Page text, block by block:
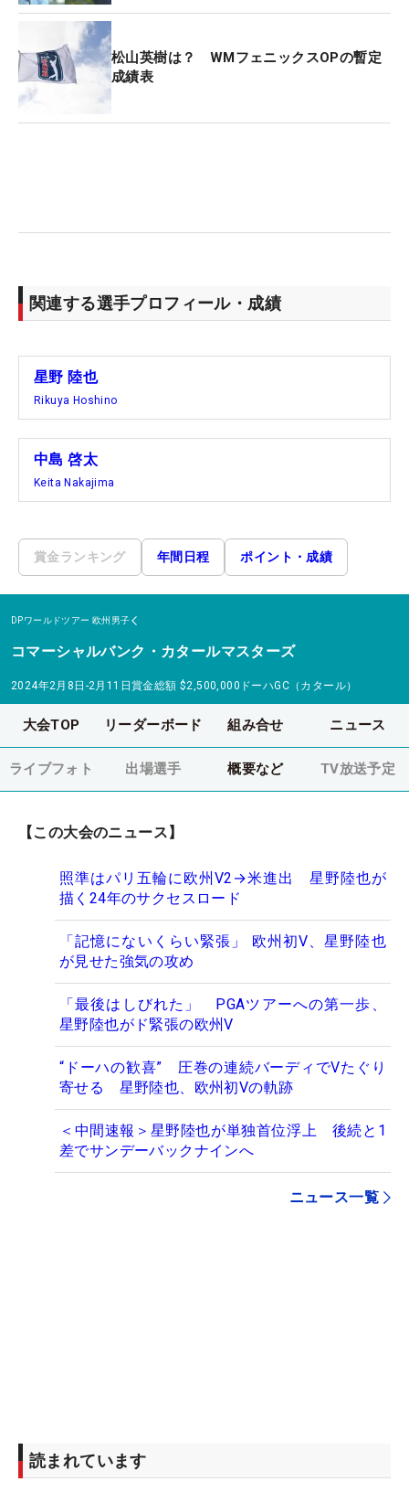
松山英樹は？ WMフェニックスOPの暫定
成績表
関連する選手プロフィール・成績
星野 陸也
Rikuya Hoshino
中島 啓太
Keita Nakajima
賞金ランキング 年間日程 ポイント・成績
DPワールドツアー 欧州男子
コマーシャルバンク・カタールマスターズ
2024年2月8日-2月11日賞金総額 $2,500,000 ドーハGC（カタール）
大会TOP リーダーボード 組み合せ ニュース
ライブフォト 出場選手 概要など TV放送予定
【この大会のニュース】
照準はパリ五輪に欧州V2→米進出 星野陸也が
描く24年のサクセスロード
「記憶にないくらい緊張」 欧州初V、星野陸也
が見せた強気の攻め
「最後はしびれた」 PGAツアーへの第一歩、
星野陸也がド緊張の欧州V
“ドーハの歓喜” 圧巻の連続バーディでVたぐり
寄せる 星野陸也、欧州初Vの軌跡
＜中間速報＞星野陸也が単独首位浮上 後続と1
差でサンデーバックナインへ
ニュース一覧
読まれています